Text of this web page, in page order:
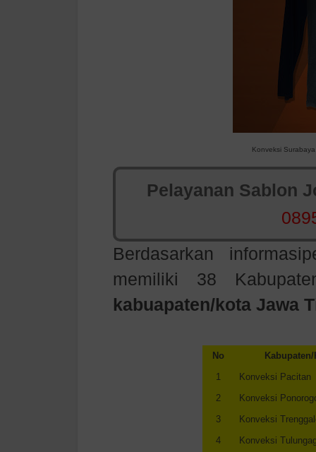
Konveksi
Pelayanan Sablon
Berdasarkan
memiliki 38
kabuapaten/kota Jawa
No
1
Konveksi Pacitan
2
Konveksi
3
Konveksi
4
Konveksi